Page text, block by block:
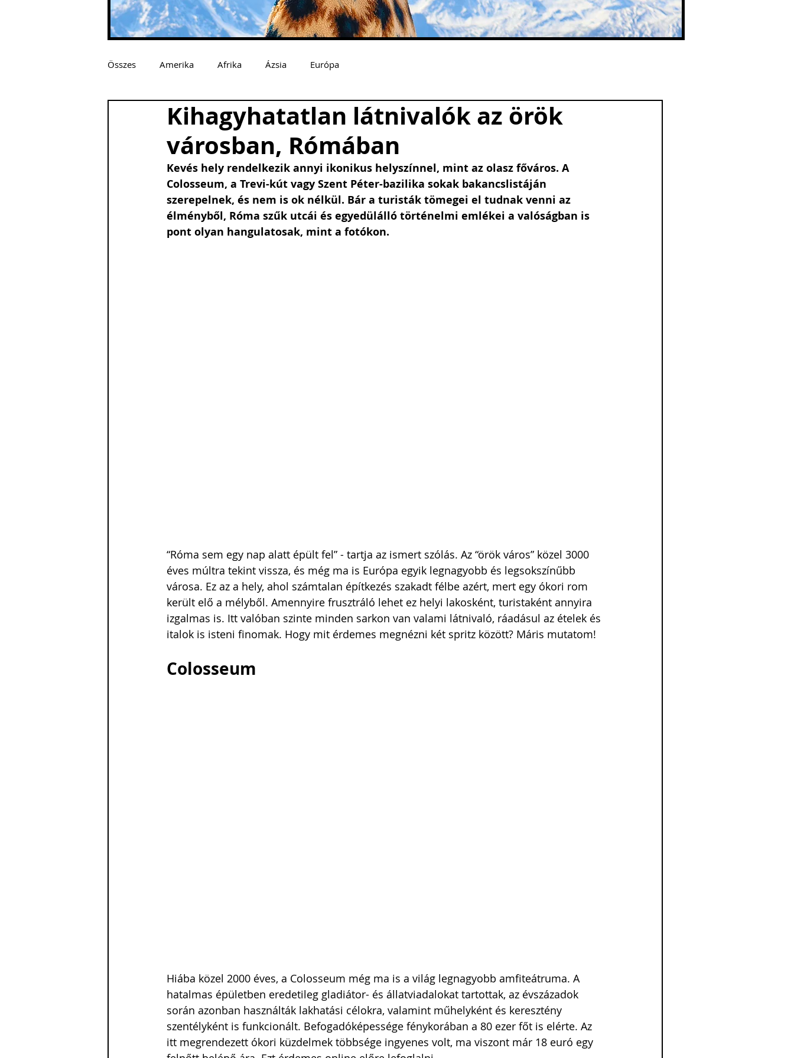
Összes Amerika Afrika Ázsia Európa
Kihagyhatatlan látnivalók az örök
városban, Rómában
Kevés hely rendelkezik annyi ikonikus helyszínnel, mint az olasz főváros. A
Colosseum, a Trevi-kút vagy Szent Péter-bazilika sokak bakancslistáján
szerepelnek, és nem is ok nélkül. Bár a turisták tömegei el tudnak venni az
élményből, Róma szűk utcái és egyedülálló történelmi emlékei a valóságban is
pont olyan hangulatosak, mint a fotókon.
“Róma sem egy nap alatt épült fel” - tartja az ismert szólás. Az “örök város” közel 3000
éves múltra tekint vissza, és még ma is Európa egyik legnagyobb és legsokszínűbb
városa. Ez az a hely, ahol számtalan építkezés szakadt félbe azért, mert egy ókori rom
került elő a mélyből. Amennyire frusztráló lehet ez helyi lakosként, turistaként annyira
izgalmas is. Itt valóban szinte minden sarkon van valami látnivaló, ráadásul az ételek és
italok is isteni finomak. Hogy mit érdemes megnézni két spritz között? Máris mutatom!
Colosseum
Hiába közel 2000 éves, a Colosseum még ma is a világ legnagyobb amfiteátruma. A
hatalmas épületben eredetileg gladiátor- és állatviadalokat tartottak, az évszázadok
során azonban használták lakhatási célokra, valamint műhelyként és keresztény
szentélyként is funkcionált. Befogadóképessége fénykorában a 80 ezer főt is elérte. Az
itt megrendezett ókori küzdelmek többsége ingyenes volt, ma viszont már 18 euró egy